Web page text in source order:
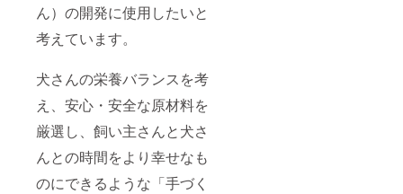
ん）の開発に使用したいと
考えています。
犬さんの栄養バランスを考
え、安心・安全な原材料を
厳選し、飼い主さんと犬さ
んとの時間をより幸せなも
のにできるような「手づく